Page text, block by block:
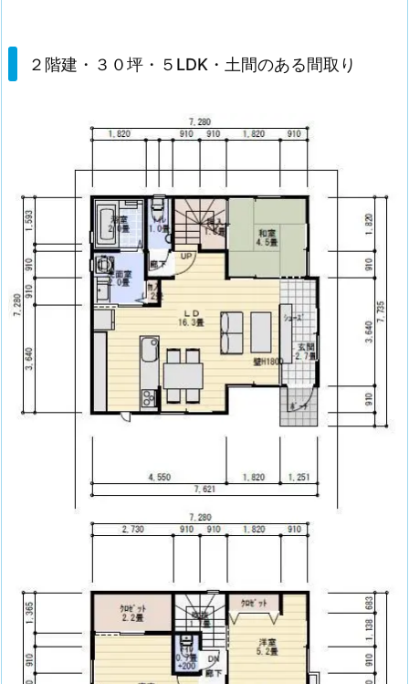
２階建・３０坪・５LDK・土間のある間取り